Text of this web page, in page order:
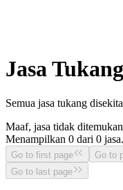
Jasa Tukang
Semua jasa tukang
Maaf, jasa tidak ditemukan
Menampilkan 0 dari 0 jasa.
Go to first page Go to
Go to last page